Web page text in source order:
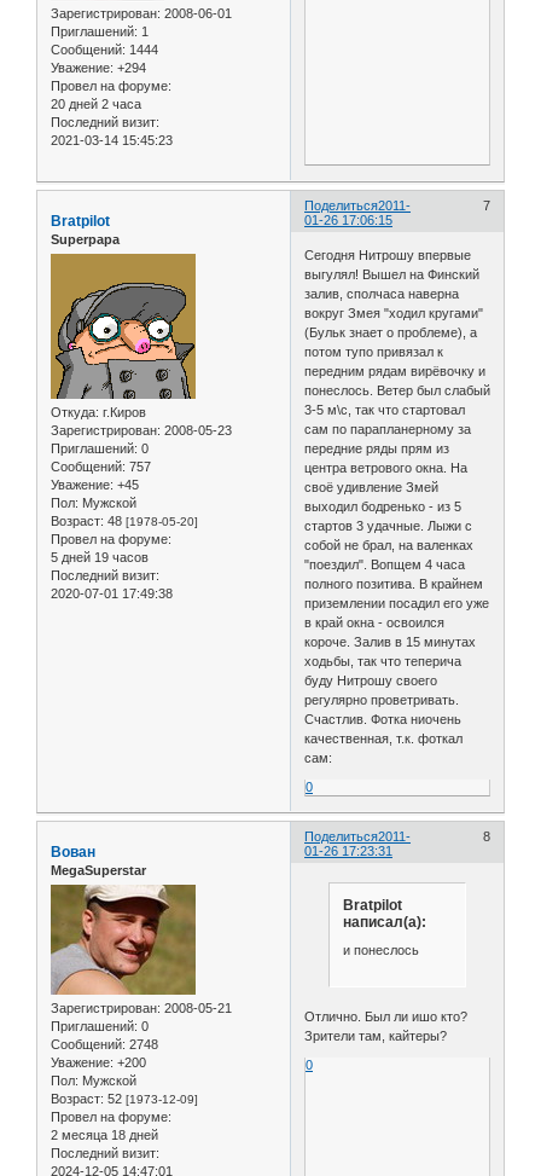
Зарегистрирован: 2008-06-01
Приглашений: 1
Сообщений: 1444
Уважение: +294
Провел на форуме:
20 дней 2 часа
Последний визит:
2021-03-14 15:45:23
Поделиться 7
2011-
01-26 17:06:15
Bratpilot
Superpapa
Откуда: г.Киров
Зарегистрирован: 2008-05-23
Приглашений: 0
Сообщений: 757
Уважение: +45
Пол: Мужской
Возраст: 48 [1978-05-20]
Провел на форуме:
5 дней 19 часов
Последний визит:
2020-07-01 17:49:38
Сегодня Нитрошу впервые
выгулял! Вышел на Финский
залив, сполчаса наверна
вокруг Змея "ходил кругами"
(Бульк знает о проблеме), а
потом тупо привязал к
передним рядам вирёвочку и
понеслось. Ветер был слабый
3-5 м\с, так что стартовал
сам по парапланерному за
передние ряды прям из
центра ветрового окна. На
своё удивление Змей
выходил бодренько - из 5
стартов 3 удачные. Лыжи с
собой не брал, на валенках
"поездил". Вопщем 4 часа
полного позитива. В крайнем
приземлении посадил его уже
в край окна - освоился
короче. Залив в 15 минутах
ходьбы, так что теперича
буду Нитрошу своего
регулярно проветривать.
Счастлив. Фотка ниочень
качественная, т.к. фоткал
сам:
0
Поделиться 8
2011-
01-26 17:23:31
Вован
MegaSuperstar
Зарегистрирован: 2008-05-21
Приглашений: 0
Сообщений: 2748
Уважение: +200
Пол: Мужской
Возраст: 52 [1973-12-09]
Провел на форуме:
2 месяца 18 дней
Последний визит:
2024-12-05 14:47:01
Bratpilot
написал(а):
и понеслось
Отлично. Был ли ишо кто?
Зрители там, кайтеры?
0